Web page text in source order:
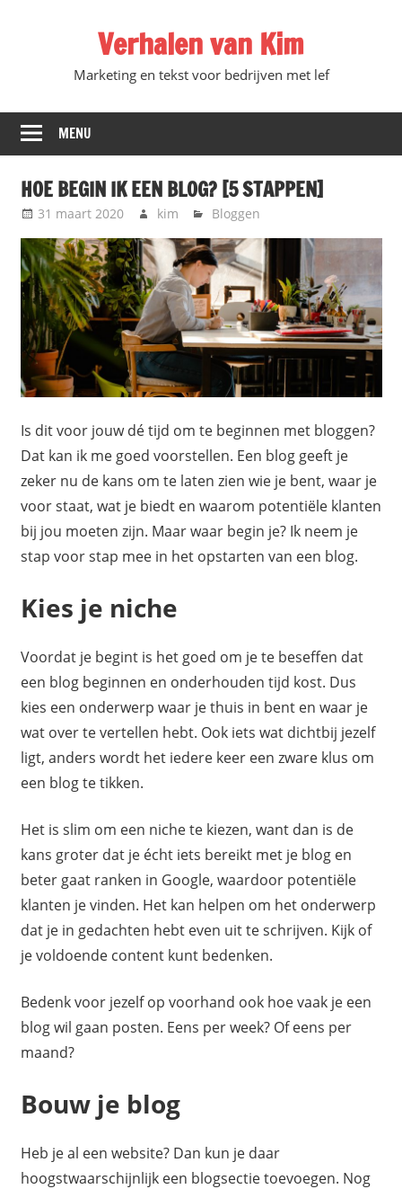
Verhalen van Kim
Marketing en tekst voor bedrijven met lef
MENU
HOE BEGIN IK EEN BLOG? [5 STAPPEN]
31 maart 2020 kim Bloggen
Is dit voor jouw dé tijd om te beginnen met bloggen?
Dat kan ik me goed voorstellen. Een blog geeft je
zeker nu de kans om te laten zien wie je bent, waar je
voor staat, wat je biedt en waarom potentiële klanten
bij jou moeten zijn. Maar waar begin je? Ik neem je
stap voor stap mee in het opstarten van een blog.
Kies je niche
Voordat je begint is het goed om je te beseffen dat
een blog beginnen en onderhouden tijd kost. Dus
kies een onderwerp waar je thuis in bent en waar je
wat over te vertellen hebt. Ook iets wat dichtbij jezelf
ligt, anders wordt het iedere keer een zware klus om
een blog te tikken.
Het is slim om een niche te kiezen, want dan is de
kans groter dat je écht iets bereikt met je blog en
beter gaat ranken in Google, waardoor potentiële
klanten je vinden. Het kan helpen om het onderwerp
dat je in gedachten hebt even uit te schrijven. Kijk of
je voldoende content kunt bedenken.
Bedenk voor jezelf op voorhand ook hoe vaak je een
blog wil gaan posten. Eens per week? Of eens per
maand?
Bouw je blog
Heb je al een website? Dan kun je daar
hoogstwaarschijnlijk een blogsectie toevoegen. Nog